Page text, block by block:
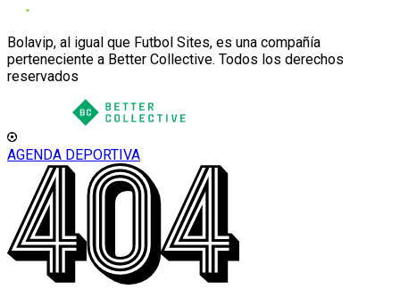
Bolavip, al igual que Futbol Sites, es una compañía
perteneciente a Better Collective. Todos los derechos
reservados
AGENDA DEPORTIVA